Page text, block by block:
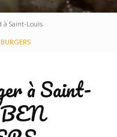
à Saint-Louis
à Saint-